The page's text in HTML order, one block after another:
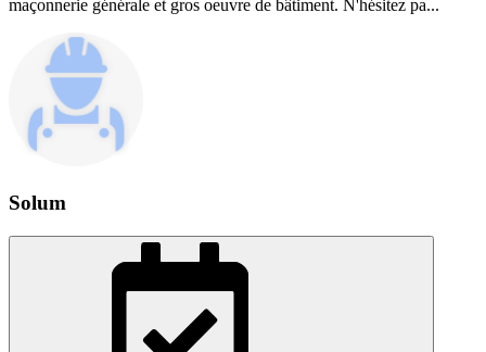
maçonnerie générale et gros oeuvre de bâtiment. N'hésitez pa...
Solum